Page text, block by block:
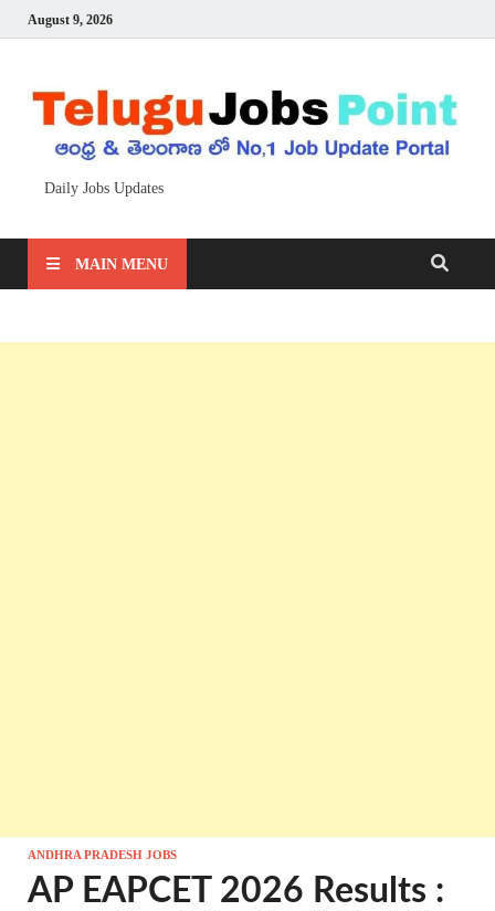
August 9, 2026
Daily Jobs Updates
MAIN MENU
ANDHRA PRADESH JOBS
AP EAPCET 2026 Results :